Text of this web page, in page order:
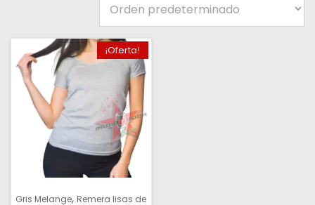
¡Oferta!
Gris Melange, Remera lisas de